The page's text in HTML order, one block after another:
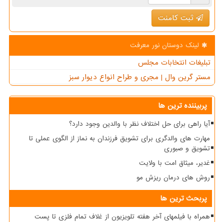
ثبت کامنت
لینک دوستان نور معرفت
تبلیغات انتخابات مجلس
مستر گرین وال | مجری و طراح انواع دیوار سبز
پربیننده ترین ها
آیا راهی برای حل اختلاف نظر با والدین وجود دارد؟
مهارت های والدگری برای تشویق فرزندان به نماز از الگوی عملی تا
تشویق و صبوری
غدیر، میثاق امت با ولایت
روش های درمان ریزش مو
پربحث ترین ها
همراه با فیلمهای آخر هفته تلویزیون از غلاف تمام فلزی تا پست